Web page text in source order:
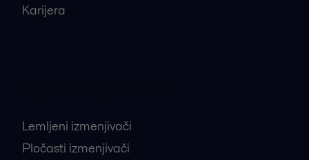
Karijera
Lemljeni izmenjivači
Pločasti izmenjivači